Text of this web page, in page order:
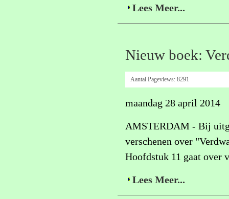
Lees Meer...
Nieuw boek:
Aantal Pageviews: 8291
maandag 28 april 2014
AMSTERDAM - Bij
verschenen over
Hoofdstuk 11 gaat over
Lees Meer...